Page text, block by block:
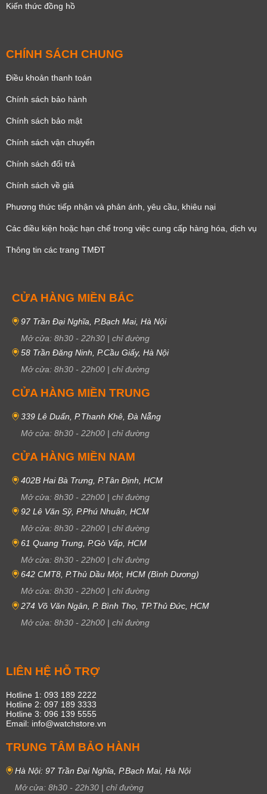
Kiến thức đồng hồ
CHÍNH SÁCH CHUNG
Điều khoản thanh toán
Chính sách bảo hành
Chính sách bảo mật
Chính sách vận chuyển
Chính sách đổi trả
Chính sách về giá
Phương thức tiếp nhận và phản ánh, yêu cầu, khiêu nại
Các điều kiện hoặc hạn chế trong việc cung cấp hàng hóa, dịch vụ
Thông tin các trang TMĐT
CỬA HÀNG MIỀN BẮC
97 Trần Đại Nghĩa, P.Bạch Mai, Hà Nội
Mở cửa: 8h30 - 22h30 | chỉ đường
58 Trần Đăng Ninh, P.Cầu Giấy, Hà Nội
Mở cửa: 8h30 - 22h00 | chỉ đường
CỬA HÀNG MIỀN TRUNG
339 Lê Duẩn, P.Thanh Khê, Đà Nẵng
Mở cửa: 8h30 - 22h00 | chỉ đường
CỬA HÀNG MIỀN NAM
402B Hai Bà Trưng, P.Tân Định, HCM
Mở cửa: 8h30 - 22h00 | chỉ đường
92 Lê Văn Sỹ, P.Phú Nhuận, HCM
Mở cửa: 8h30 - 22h00 | chỉ đường
61 Quang Trung, P.Gò Vấp, HCM
Mở cửa: 8h30 - 22h00 | chỉ đường
642 CMT8, P.Thủ Dầu Một, HCM (Bình Dương)
Mở cửa: 8h30 - 22h00 | chỉ đường
274 Võ Văn Ngân, P. Bình Thọ, TP.Thủ Đức, HCM
Mở cửa: 8h30 - 22h00 | chỉ đường
LIÊN HỆ HỖ TRỢ
Hotline 1: 093 189 2222
Hotline 2: 097 189 3333
Hotline 3: 096 139 5555
Email: info@watchstore.vn
TRUNG TÂM BẢO HÀNH
Hà Nội: 97 Trần Đại Nghĩa, P.Bạch Mai, Hà Nội
Mở cửa: 8h30 - 22h30 | chỉ đường